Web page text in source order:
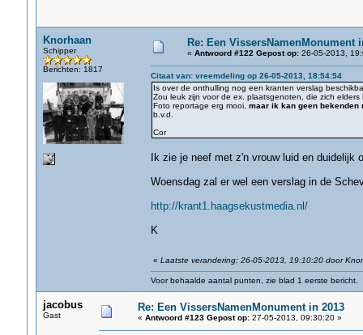
Knorhaan
Schipper
Berichten: 1817
Re: Een VissersNamenMonument
« Antwoord #122 Gepost op:26-05-2013,
Citaat van: vreemdeling op 26-05-2013, 18:54:54
Is over de onthulling nog een kranten verslag
Zou leuk zijn voor de ex. plaatsgenoten, die zich
Foto reportage erg mooi, maar ik kan geen bekenden
b.v.d.
Cor
Ik zie je neef met z'n vrouw luid en duidelijk
Woensdag zal er wel een verslag in de
http://krant1.haagsekustmedia.nl/
K
« Laatste verandering: 26-05-2013, 19:10:20 door
Voor behaalde aantal punten, zie blad 1 eerste bericht.
jacobus
Gast
Re: Een VissersNamenMonument in 2013
« Antwoord #123 Gepost op:27-05-2013, 09:30:20 »